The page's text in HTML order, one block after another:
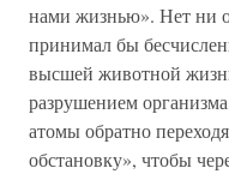
нами жизнью». Нет ни
принимал бы
высшей животной
разрушением
атомы обратно
обстановку», чтобы